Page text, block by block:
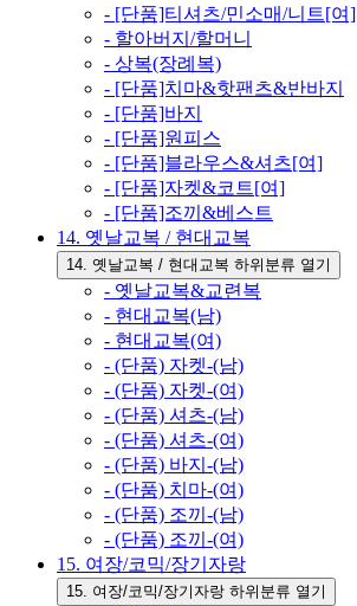
- [단품]티셔츠/민소매/니트[여]
- 할아버지/할머니
- 상복(장례복)
- [단품]치마&핫팬츠&반바지
- [단품]바지
- [단품]원피스
- [단품]블라우스&셔츠[여]
- [단품]자켓&코트[여]
- [단품]조끼&베스트
14. 옛날교복 / 현대교복
14. 옛날교복 / 현대교복 하위분류 열기
- 옛날교복&교련복
- 현대교복(남)
- 현대교복(여)
- (단품) 자켓-(남)
- (단품) 자켓-(여)
- (단품) 셔츠-(남)
- (단품) 셔츠-(여)
- (단품) 바지-(남)
- (단품) 치마-(여)
- (단품) 조끼-(남)
- (단품) 조끼-(여)
15. 여장/코믹/장기자랑
15. 여장/코믹/장기자랑 하위분류 열기